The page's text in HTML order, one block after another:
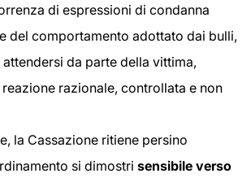
di espressioni di condanna
del comportamento adottato dai bulli,
da parte della vittima,
razionale, controllata e non
la Cassazione ritiene persino
si dimostri sensibile verso